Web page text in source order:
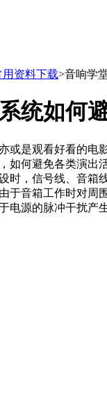
用资料下载>音响学
统如何
或是观看好看的电
如何避免各类演出
时，信号线、音箱
于音箱工作时对周
电源的脉冲干扰产